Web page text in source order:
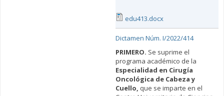
edu413.docx
Dictamen Núm. I/2022/414
PRIMERO. Se suprime el
programa académico de la
Especialidad en Cirugía
Oncológica de Cabeza y
Cuello, que se imparte en el